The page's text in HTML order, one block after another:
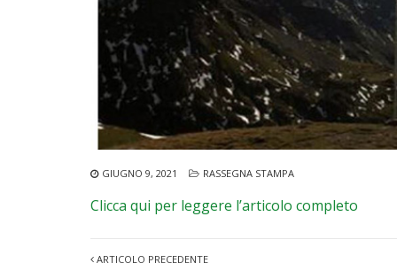
GIUGNO 9, 2021 RASSEGNA STAMPA
Clicca qui per leggere l’articolo completo
ARTICOLO PRECEDENTE